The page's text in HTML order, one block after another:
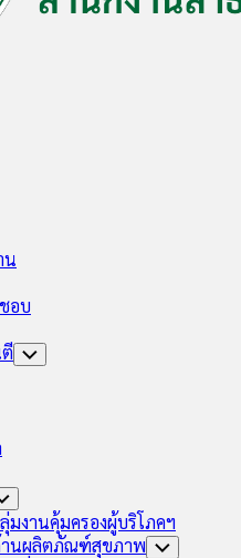
น
อบ
ตี Toggle
งานคุ้มครองผู้บริโภคฯ
นผลิตภัณฑ์สุขภาพ Toggle